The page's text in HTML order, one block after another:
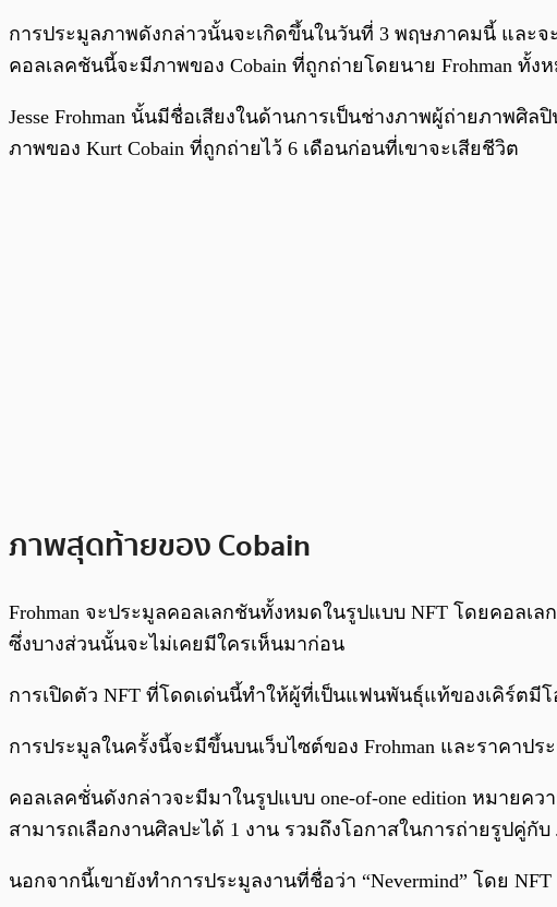
การประมูลภาพดังกล่าวนั้นจะเกิดขึ้นในวันที่ 3 พฤษภาคมนี้ และจ
คอลเลคชันนี้จะมีภาพของ Cobain ที่ถูกถ่ายโดยนาย Frohman ทั้
Jesse Frohman นั้นมีชื่อเสียงในด้านการเป็นช่างภาพผู้ถ่ายภาพศิล
ภาพของ Kurt Cobain ที่ถูกถ่ายไว้ 6 เดือนก่อนที่เขาจะเสียชีวิต
ภาพสุดท้ายของ Cobain
Frohman จะประมูลคอลเลกชันทั้งหมดในรูปแบบ NFT โดยคอลเ
ซึ่งบางส่วนนั้นจะไม่เคยมีใครเห็นมาก่อน
การเปิดตัว NFT ที่โดดเด่นนี้ทำให้ผู้ที่เป็นแฟนพันธุ์แท้ของเคิร์ต
การประมูลในครั้งนี้จะมีขึ้นบนเว็บไซต์ของ Frohman และราคาป
คอลเลคชั่นดังกล่าวจะมีมาในรูปแบบ one-of-one edition หมาย
สามารถเลือกงานศิลปะได้ 1 งาน รวมถึงโอกาสในการถ่ายรูปคู่กับ
นอกจากนี้เขายังทำการประมูลงานที่ชื่อว่า “Nevermind” โดย